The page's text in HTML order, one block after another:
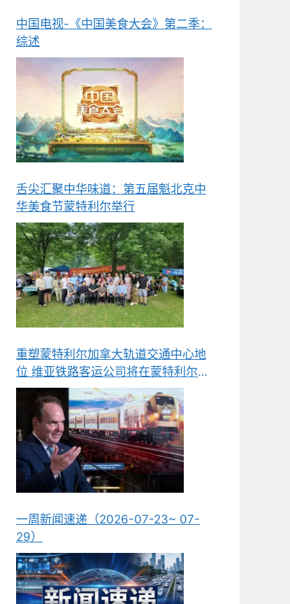
中国电视-《中国美食大会》第二季：
综述
舌尖汇聚中华味道：第五届魁北克中
华美食节蒙特利尔举行
重塑蒙特利尔加拿大轨道交通中心地
位 维亚铁路客运公司将在蒙特利尔新
建组装与维护工厂
一周新闻速递（2026-07-23~ 07-
29）